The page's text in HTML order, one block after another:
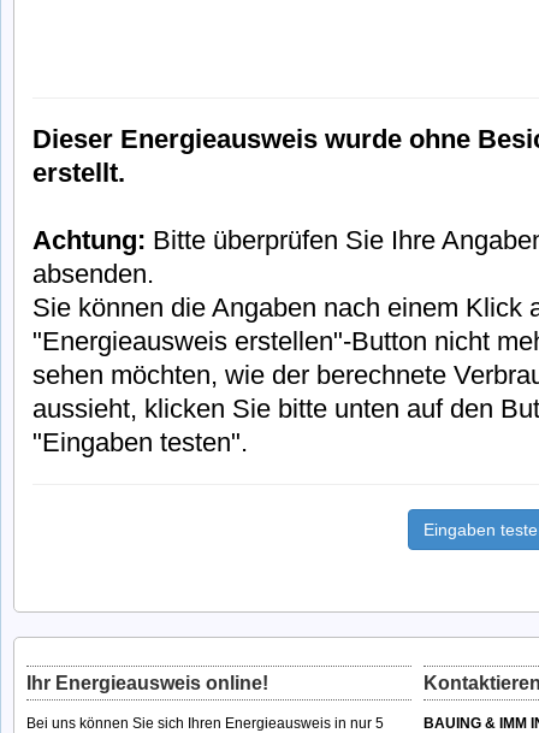
Dieser Energieausweis wurde ohne
erstellt.
Achtung: Bitte überprüfen Sie Ihre
absenden.
Sie können die Angaben nach einem Klick
"Energieausweis erstellen"-Button nicht
sehen möchten, wie der berechnete
aussieht, klicken Sie bitte unten auf den
"Eingaben testen".
Eingaben
Ihr Energieausweis online!
Bei uns können Sie sich Ihren Energieausweis in nur 5
BAUING & IMM